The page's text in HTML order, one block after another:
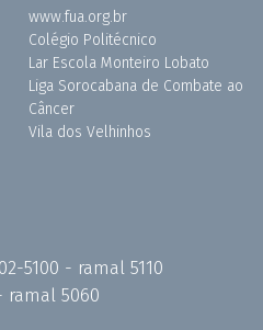
www.fua.org.br
Colégio Politécnico
Lar Escola Monteiro Lobato
Liga Sorocabana de Combate ao
Câncer
Vila dos Velhinhos
5100 - ramal 5110
ramal 5060